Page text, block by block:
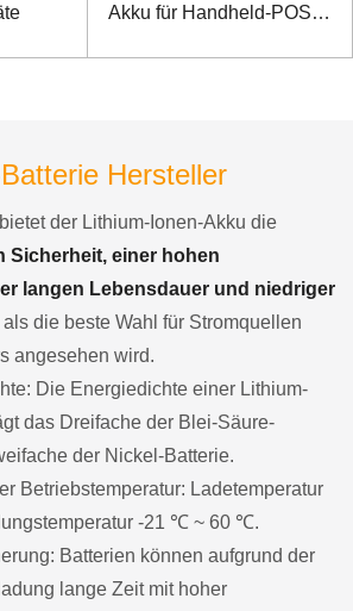
Akku für Handheld-POS-
Hersteller
der Lithium-Ionen-Akku die
Sicherheit, einer hohen
langen Lebensdauer und niedriger
die beste Wahl für Stromquellen
angesehen wird.
Die Energiedichte einer Lithium-
das Dreifache der Blei-Säure-
der Nickel-Batterie.
Betriebstemperatur: Ladetemperatur
-21 ℃ ~ 60 ℃.
Batterien können aufgrund der
lange Zeit mit hoher